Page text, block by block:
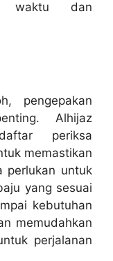
waktu dan
pengepakan
Alhijaz
periksa
memastikan
perlukan untuk
yang sesuai
kebutuhan
memudahkan
perjalanan